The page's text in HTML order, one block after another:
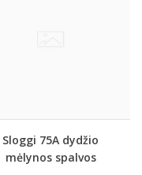
Sloggi 75A dydžio
mėlynos spalvos